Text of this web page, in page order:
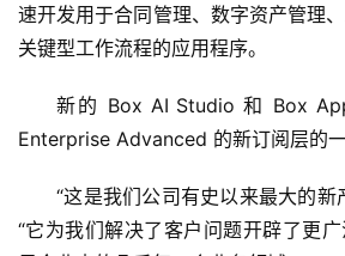
速开发用于合同管理、数字资产管理
关键型工作流程的应用程序。
新的 Box AI Studio 和 Box
Enterprise Advanced 的新订阅层的
“这是我们公司有史以来最大的新
“它为我们解决了客户问题开辟了更